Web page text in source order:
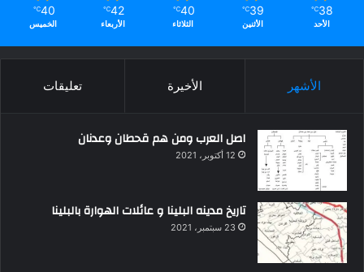
38
℃
الأحد
39
℃
الأثنين
40
℃
الثلاثاء
42
℃
الأربعاء
40
℃
الخميس
الأشهر الأخيرة تعليقات
اصل العرب ومن هم قحطان وعدنان
12 أكتوبر، 2021
تاريخ مدينه البلينا و عائلات الهوارة بالبلينا
23 سبتمبر، 2021